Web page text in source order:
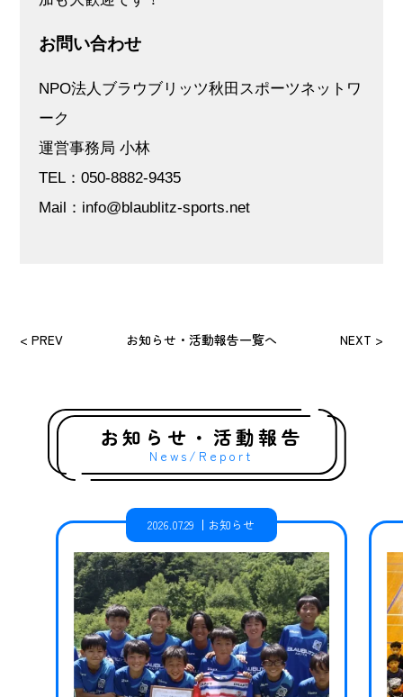
お問い合わせ
NPO法人ブラウブリッツ秋田スポーツネットワ
ーク
運営事務局 小林
TEL：050-8882-9435
Mail：info@blaublitz-sports.net
< PREV お知らせ・活動報告一覧へ NEXT >
お知らせ・活動報告
News/Report
2026.07.29 お知らせ